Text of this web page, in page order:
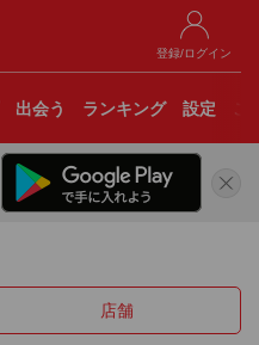
登録/ログイン
出会う ランキング 設定
店舗